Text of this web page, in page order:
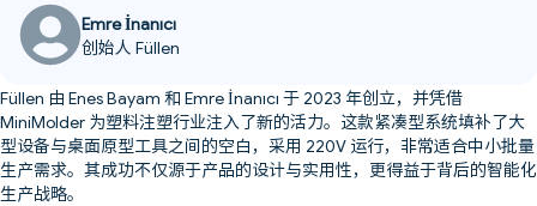
Emre İnanıcı
创始人 Füllen
Füllen 由 Enes Bayam 和 Emre İnanıcı 于 2023 年创立，并凭借
MiniMolder 为塑料注塑行业注入了新的活力。这款紧凑型系统填补了大
型设备与桌面原型工具之间的空白，采用 220V 运行，非常适合中小批量
生产需求。其成功不仅源于产品的设计与实用性，更得益于背后的智能化
生产战略。